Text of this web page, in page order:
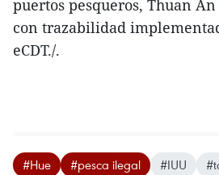
puertos pesqueros, Thuan
con trazabilidad
eCDT./.
#Hue #pesca ilegal #IUU